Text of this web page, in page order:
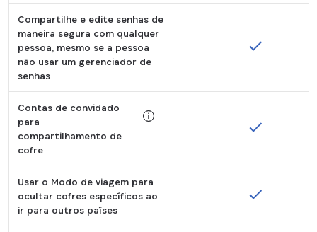
Compartilhe e edite senhas de
maneira segura com qualquer
pessoa, mesmo se a pessoa
não usar um gerenciador de
senhas
Contas de convidado
para
compartilhamento de
cofre
Disponível apenas no plano 1Password
Usar o Modo de viagem para
ocultar cofres específicos ao
ir para outros países